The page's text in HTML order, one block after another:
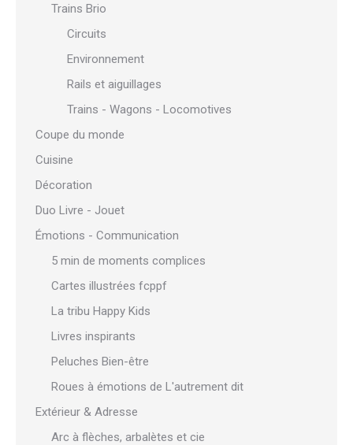
Trains Brio
Circuits
Environnement
Rails et aiguillages
Trains - Wagons - Locomotives
Coupe du monde
Cuisine
Décoration
Duo Livre - Jouet
Émotions - Communication
5 min de moments complices
Cartes illustrées fcppf
La tribu Happy Kids
Livres inspirants
Peluches Bien-être
Roues à émotions de L'autrement dit
Extérieur & Adresse
Arc à flèches, arbalètes et cie